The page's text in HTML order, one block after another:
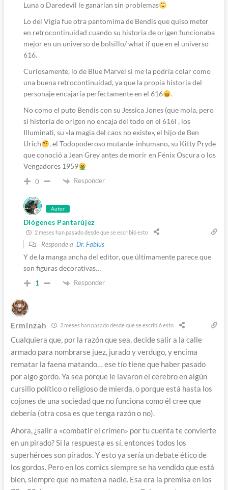
Luna o Daredevil le ganarían sin problemas
Lo del Vigía fue otra pantomima de Bendis que quiso meter
en retrocontinuidad cuando su historia de origen funcionaba
mejor en un universo de bolsillo/ what if que en el universo
616.
Curiosamente, lo de Blue Marvel si me la podría colar como
una buena retrocontinuidad, ya que la propia historia del
personaje encajaría perfectamente en el 616
.
No como el puto Bendis con su Jessica Jones (que mola, pero
si historia de origen no encaja del todo en el 616l , los
Illuminati, su «la magia del caos no existe», el hijo de Ben
Urich
, el Todopoderoso mutante-inhumano, su Kitty Pryde
que conoció a Jean Grey antes de morir en Fénix Oscura o los
Vengadores 1959
0 Responder
Autor
Diógenes Pantarújez
2 meses han pasado desde que se escribió esto
Responde a Dr. Fabius
Y de la manga ancha del editor, que últimamente parece que
son figuras decorativas…
1 Responder
Erminzah 2 meses han pasado desde que se escribió esto
Cualquiera que, por la razón que sea, decide salir a la calle
armado para nombrarse juez, jurado y verdugo, y encima
rematar la faena matando… ese tío tiene que haber pasado
por algo gordo. Ya sea porque le lavaron el cerebro en algún
cursillo político o religioso de mierda, o porque está hasta los
cojones de una sociedad que no funciona como él cree que
debería (otra cosa es que tenga razón o no).
Ahora, ¿salir a «combatir el crimen» por tu cuenta te convierte
en un pirado? Si la respuesta es sí, entonces todos los
superhéroes son pirados. Y esto ya sería un debate ético de
los gordos. Pero en los comics siempre se ha vendido que está
bien, siempre que no maten a nadie. Esa era la premisa en los